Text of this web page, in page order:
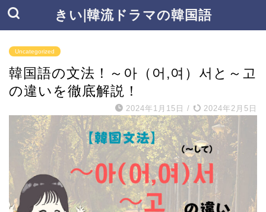
きい|韓流ドラマの韓国語
Uncategorized
韓国語の文法！～아（어,여）서と～고
の違いを徹底解説！
2024年1月15日 / 2024年2月5日